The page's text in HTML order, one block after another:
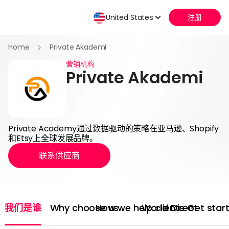
Home
Private Akademi
营销机构
Private Akademi
Private Academy通过数据驱动的策略在亚马逊、Shopify
和Etsy上全球发展品牌。
联系供应商
我们是谁 Why choose usHow we help clients
World Direct
Get
United States 注册